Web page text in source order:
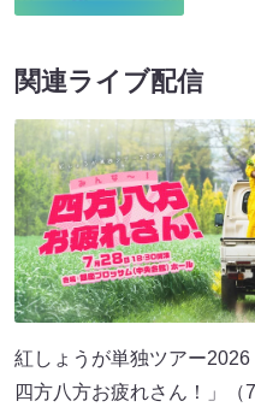
関連ライブ配信
紅しょうが単独ツアー2026
四方八方お疲れさん！」（